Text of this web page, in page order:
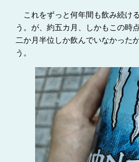
これをずっと何年間も飲み続け
う。が、約五カ月、しかもこの時
二か月半位しか飲んでいなかった
う。